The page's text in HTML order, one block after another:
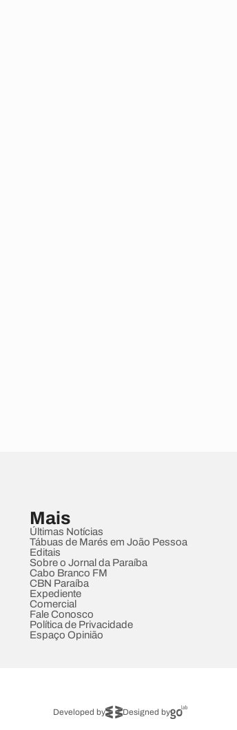
Mais
Últimas Notícias
Tábuas de Marés em João Pessoa
Editais
Sobre o Jornal da Paraíba
Cabo Branco FM
CBN Paraíba
Expediente
Comercial
Fale Conosco
Política de Privacidade
Espaço Opinião
Developed by Designed by